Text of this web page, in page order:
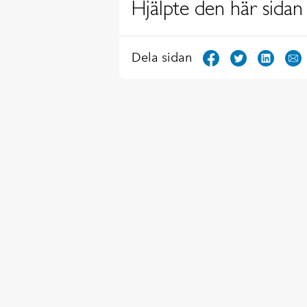
Hjälpte den här sidan
Dela sidan